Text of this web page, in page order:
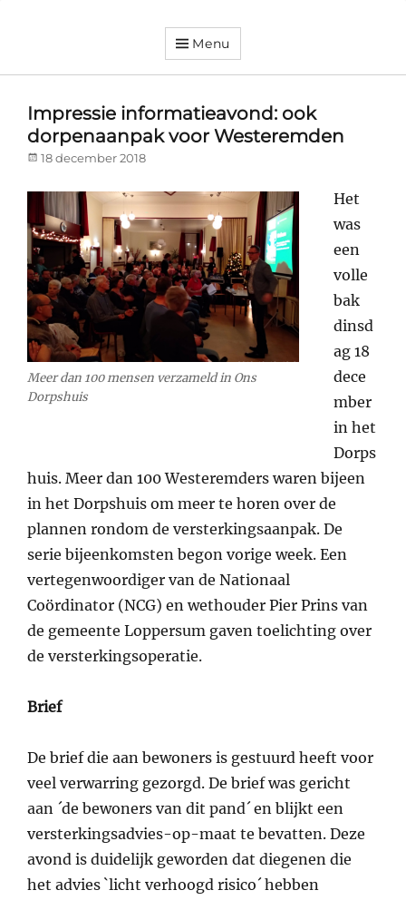
DorpsverenigingMenu
Impressie informatieavond: ook
dorpenaanpak voor Westeremden
Posted
18 december 2018
Meer dan 100 mensen verzameld in Ons
Dorpshuis
Het
was
een
volle
bak
dinsd
ag 18
dece
mber
in het
Dorps
huis. Meer dan 100 Westeremders waren bijeen
in het Dorpshuis om meer te horen over de
plannen rondom de versterkingsaanpak. De
serie bijeenkomsten begon vorige week. Een
vertegenwoordiger van de Nationaal
Coördinator (NCG) en wethouder Pier Prins van
de gemeente Loppersum gaven toelichting over
de versterkingsoperatie.
Brief
De brief die aan bewoners is gestuurd heeft voor
veel verwarring gezorgd. De brief was gericht
aan ´de bewoners van dit pand´ en blijkt een
versterkingsadvies-op-maat te bevatten. Deze
avond is duidelijk geworden dat diegenen die
het advies `licht verhoogd risico´ hebben